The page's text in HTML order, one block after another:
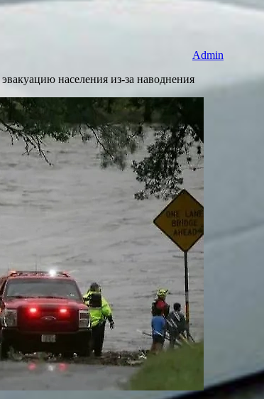
Admin
населения из-за наводнения